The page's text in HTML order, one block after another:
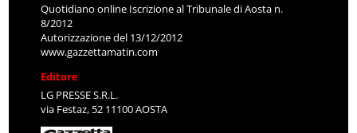
Quotidiano online Iscrizione al Tribunale di Aosta n.
8/2012
Autorizzazione del 13/12/2012
www.gazzettamatin.com
Editore
LG PRESSE S.R.L.
via Festaz, 52 11100 AOSTA